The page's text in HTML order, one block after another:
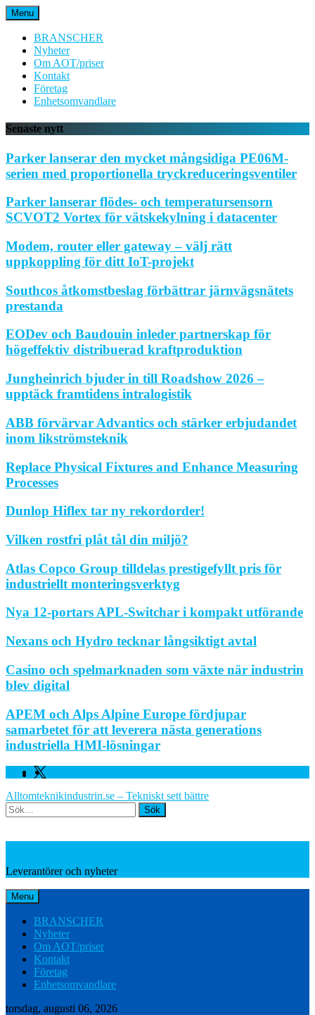
Hoppa
till
innehåll
Menu
BRANSCHER
Nyheter
Om AOT/priser
Kontakt
Företag
Enhetsomvandlare
Senaste nytt
Parker lanserar den mycket mångsidiga PE06M-
serien med proportionella tryckreduceringsventiler
Parker lanserar flödes- och temperatursensorn
SCVOT2 Vortex för vätskekylning i datacenter
Modem, router eller gateway – välj rätt
uppkoppling för ditt IoT-projekt
Southcos åtkomstbeslag förbättrar järnvägsnätets
prestanda
EODev och Baudouin inleder partnerskap för
högeffektiv distribuerad kraftproduktion
Jungheinrich bjuder in till Roadshow 2026 –
upptäck framtidens intralogistik
ABB förvärvar Advantics och stärker erbjudandet
inom likströmsteknik
Replace Physical Fixtures and Enhance Measuring
Processes
Dunlop Hiflex tar ny rekordorder!
Vilken rostfri plåt tål din miljö?
Atlas Copco Group tilldelas prestigefyllt pris för
industriellt monteringsverktyg
Nya 12-portars APL-Switchar i kompakt utförande
Nexans och Hydro tecknar långsiktigt avtal
Casino och spelmarknaden som växte när industrin
blev digital
APEM och Alps Alpine Europe fördjupar
samarbetet för att leverera nästa generations
industriella HMI-lösningar
Facebook
Twitter
Alltomteknikindustrin.se – Tekniskt sett bättre
Search
Leverantörer och nyheter
Menu
BRANSCHER
Nyheter
Om AOT/priser
Kontakt
Företag
Enhetsomvandlare
torsdag, augusti 06, 2026